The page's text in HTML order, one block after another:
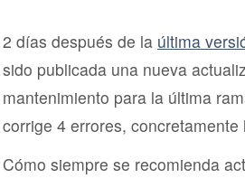
2 días después de la última
sido publicada una nueva
mantenimiento para la última
corrige 4 errores, concretamente
Cómo siempre se recomienda